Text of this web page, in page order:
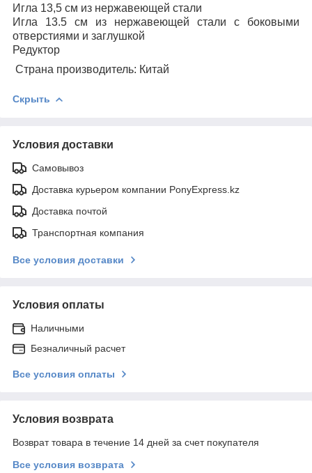
Игла 13,5 см из нержавеющей стали
Игла 13.5 см из нержавеющей стали с боковыми
отверстиями и заглушкой
Редуктор
Страна производитель: Китай
Скрыть
Условия доставки
Самовывоз
Доставка курьером компании PonyExpress.kz
Доставка почтой
Транспортная компания
Все условия доставки
Условия оплаты
Наличными
Безналичный расчет
Все условия оплаты
Условия возврата
Возврат товара в течение 14 дней за счет покупателя
Все условия возврата